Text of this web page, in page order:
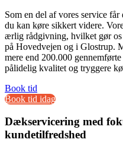
Som en del af vores service
du kan køre sikkert videre.
ærlig rådgivning, hvilket gør
på Hovedvejen og i Glostrup.
mere end 200.000
pålidelig kvalitet og tryggere
Book tid
Book tid idag
Dækservicering med
kundetilfredshed